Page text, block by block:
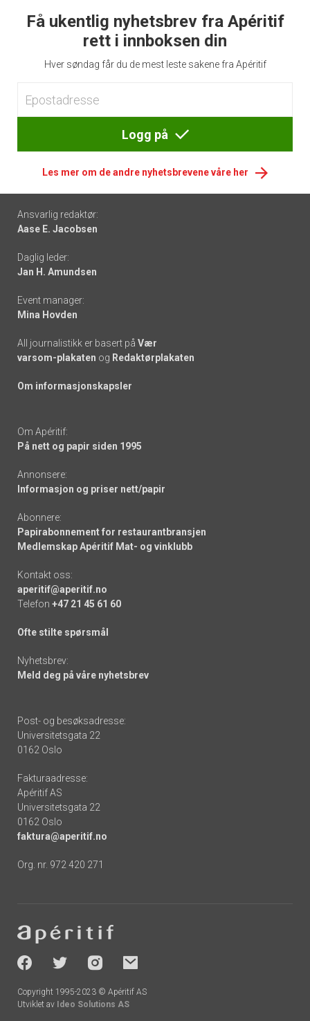
Få ukentlig nyhetsbrev fra Apéritif
rett i innboksen din
Hver søndag får du de mest leste sakene fra Apéritif
Logg på
Les mer om de andre nyhetsbrevene våre her
Footer
-
links
Ansvarlig redaktør:
Aase E. Jacobsen
Daglig leder:
Jan H. Amundsen
Event manager:
Mina Hovden
All journalistikk er basert på Vær
varsom-plakaten og Redaktørplakaten
Om informasjonskapsler
Om Apéritif:
På nett og papir siden 1995
Annonsere:
Informasjon og priser nett/papir
Abonnere:
Papirabonnement for restaurantbransjen
Medlemskap Apéritif Mat- og vinklubb
Kontakt oss:
aperitif@aperitif.no
Telefon +47 21 45 61 60
Ofte stilte spørsmål
Nyhetsbrev:
Meld deg på våre nyhetsbrev
Post- og besøksadresse:
Universitetsgata 22
0162 Oslo
Fakturaadresse:
Apéritif AS
Universitetsgata 22
0162 Oslo
faktura@aperitif.no
Org. nr. 972 420 271
-
socials
Copyright 1995-2023 © Apéritif AS
Utviklet av Ideo Solutions AS